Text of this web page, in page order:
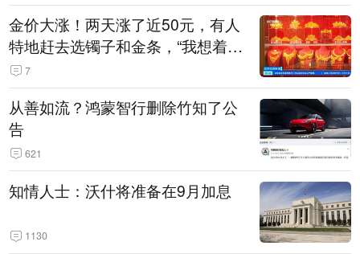
金价大涨！两天涨了近50元，有人
特地赶去选镯子和金条，“我想着买
起来可以保值，小批量进一些货”
7
从善如流？鸿蒙智行删除竹知了公
告
621
知情人士：沃什将准备在9月加息
1130